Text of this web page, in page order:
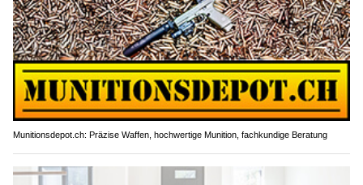
Munitionsdepot.ch: Präzise Waffen, hochwertige Munition, fachkundige Beratung